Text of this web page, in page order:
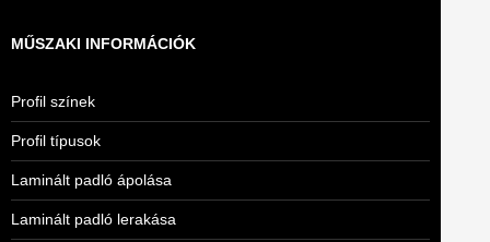
MŰSZAKI INFORMÁCIÓK
Profil színek
Profil típusok
Laminált padló ápolása
Laminált padló lerakása